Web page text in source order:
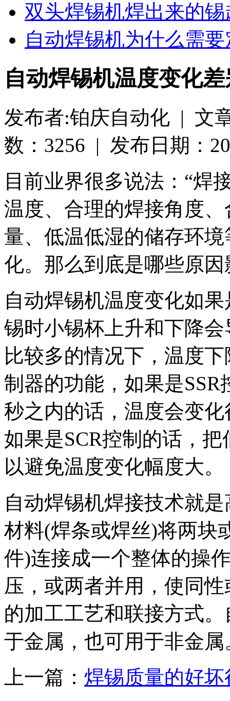
双头焊锡机焊出来的
自动焊锡机为什么需
自动焊锡机温度变化
发布者:铂庆自动化 | 文
数：3256 | 发布日期：
目前业界很多说法：“焊
温度、合理的焊接角度
量、低温低湿的储存环
化。那么到底是哪些原
自动焊锡机温度变化如
锡时小锡杯上升和下降
比较多的情况下，温度
制器的功能，如果是
秒之内的话，温度会变
如果是SCR控制的话，
以避免温度变化幅度大。
自动焊锡机焊接技术就
材料(焊条或焊丝)将两块
件)连接成一个整体的操
压，或两者并用，使同
的加工工艺和联接方式
于金属，也可用于非金属
上一篇： 焊锡质量的好